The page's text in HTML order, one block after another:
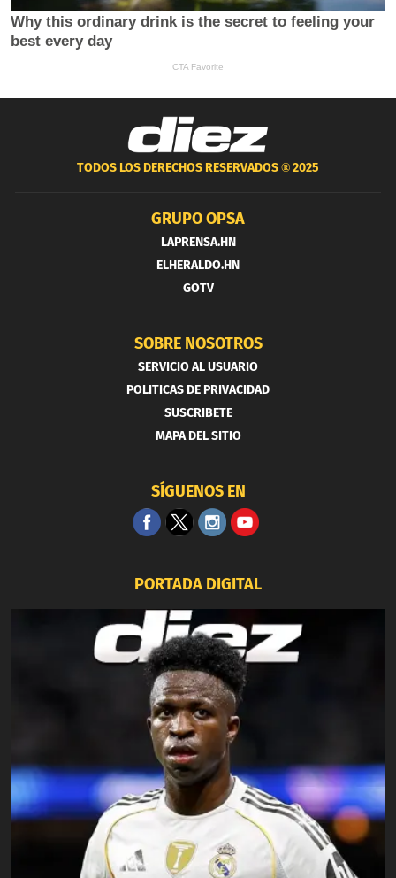
TODOS LOS DERECHOS RESERVADOS ®2025
GRUPO OPSA
LAPRENSA.HN
ELHERALDO.HN
GOTV
SOBRE NOSOTROS
SERVICIO AL USUARIO
POLITICAS DE PRIVACIDAD
SUSCRIBETE
MAPA DEL SITIO
SÍGUENOS EN
PORTADA DIGITAL